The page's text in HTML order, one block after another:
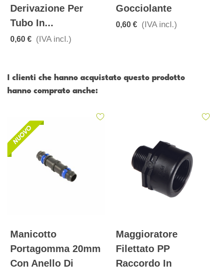
Derivazione Per
Tubo In...
0,60 € (IVA incl.)
Gocciolante
0,60 € (IVA incl.)
I clienti che hanno acquistato questo prodotto
hanno comprato anche:
Manicotto
Portagomma 20mm
Con Anello Di
Maggioratore
Filettato PP
Raccordo In